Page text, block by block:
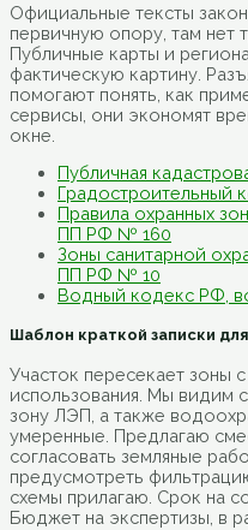
Официальные тексты
первичную опору, там нет
Публичные карты и
фактическую картину.
помогают понять, как
сервисы, они экономят
окне.
Публичная
Градостроительный
Правила охранных
ПП РФ № 160
Зоны санитарной
ПП РФ № 10
Водный кодекс РФ,
Шаблон краткой записки
Участок пересекает зоны
использования. Мы видим
зону ЛЭП, а также
умеренные. Предлагаю
согласовать земляные
предусмотреть
схемы прилагаю. Срок на
Бюджет на экспертизы, в